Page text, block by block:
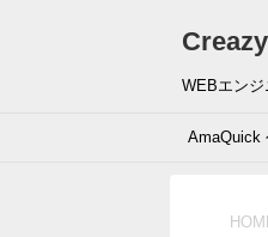
WEBエン
AmaQuick